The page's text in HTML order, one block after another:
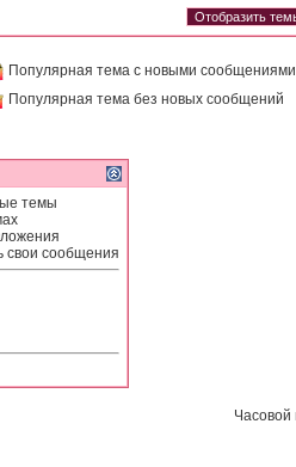
Популярная тема с новыми сообщениями
Популярная тема без новых сообщений
темы
свои сообщения
Часовой